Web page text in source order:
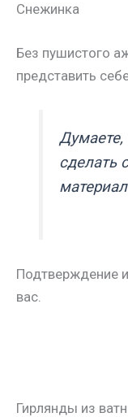
Снежинка
Без пушистого
представить
Думаете,
сделать
Подтверждение
вас.
Гирлянды из